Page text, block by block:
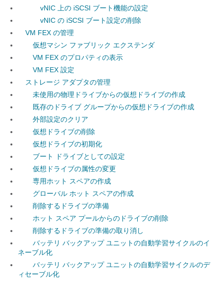
vNIC 上の iSCSI ブート機能の設定
vNIC の iSCSI ブート設定の削除
VM FEX の管理
仮想マシン ファブリック エクステンダ
VM FEX のプロパティの表示
VM FEX 設定
ストレージ アダプタの管理
未使用の物理ドライブからの仮想ドライブの作成
既存のドライブ グループからの仮想ドライブの作成
外部設定のクリア
仮想ドライブの削除
仮想ドライブの初期化
ブート ドライブとしての設定
仮想ドライブの属性の変更
専用ホット スペアの作成
グローバル ホット スペアの作成
削除するドライブの準備
ホット スペア プールからのドライブの削除
削除するドライブの準備の取り消し
バッテリ バックアップ ユニットの自動学習サイクルのイ
ネーブル化
バッテリ バックアップ ユニットの自動学習サイクルのデ
ィセーブル化